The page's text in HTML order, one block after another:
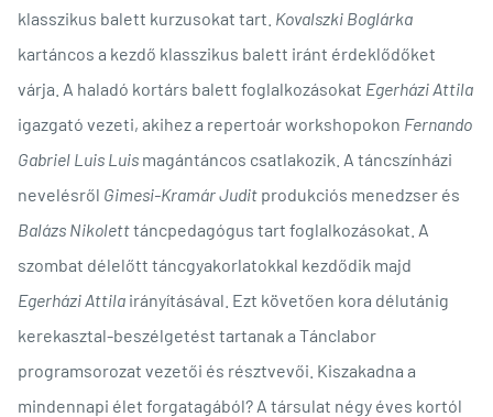
klasszikus balett kurzusokat tart. Kovalszki Boglárka
kartáncos a kezdő klasszikus balett iránt érdeklődőket
várja. A haladó kortárs balett foglalkozásokat Egerházi Attila
igazgató vezeti, akihez a repertoár workshopokon Fernando
Gabriel Luis Luis magántáncos csatlakozik. A táncszínházi
nevelésről Gimesi-Kramár Judit produkciós menedzser és
Balázs Nikoletttáncpedagógus tart foglalkozásokat. A
szombat délelőtt táncgyakorlatokkal kezdődik majd
Egerházi Attila irányításával. Ezt követően kora délutánig
kerekasztal-beszélgetést tartanak a Tánclabor
programsorozat vezetői és résztvevői. Kiszakadna a
mindennapi élet forgatagából? A társulat négy éves kortól